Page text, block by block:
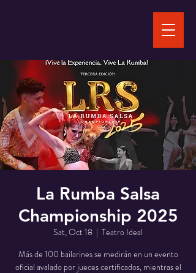
La Rumba Salsa
Championship 2025
Sat, Oct 18
  |
Teatro Ideal
Más de 100 bailarines se medirán en un evento
oficial avalado por jueces certificados, mientras el